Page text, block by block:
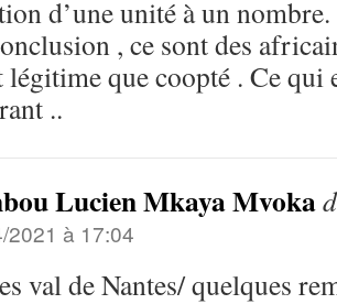
d’une unité à un nombre.
, ce sont des
légitime que coopté . Ce qui
..
Lucien Mkaya Mvoka
2021 à 17:04
val de Nantes/ quelques